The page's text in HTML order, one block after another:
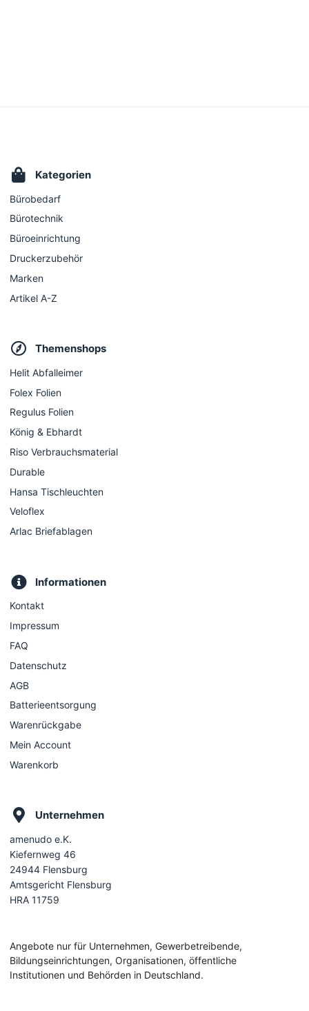
Kategorien
Bürobedarf
Bürotechnik
Büroeinrichtung
Druckerzubehör
Marken
Artikel A-Z
Themenshops
Helit Abfalleimer
Folex Folien
Regulus Folien
König & Ebhardt
Riso Verbrauchsmaterial
Durable
Hansa Tischleuchten
Veloflex
Arlac Briefablagen
Informationen
Kontakt
Impressum
FAQ
Datenschutz
AGB
Batterieentsorgung
Warenrückgabe
Mein Account
Warenkorb
Unternehmen
amenudo e.K.
Kiefernweg 46
24944 Flensburg
Amtsgericht Flensburg
HRA 11759
Angebote nur für Unternehmen, Gewerbetreibende,
Bildungseinrichtungen, Organisationen, öffentliche
Institutionen und Behörden in Deutschland.